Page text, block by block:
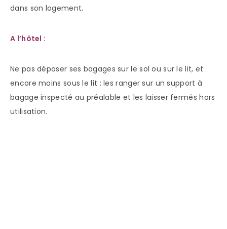
dans son logement.
A l’hôtel :
Ne pas déposer ses bagages sur le sol ou sur le lit, et
encore moins sous le lit : les ranger sur un support à
bagage inspecté au préalable et les laisser fermés hors
utilisation.